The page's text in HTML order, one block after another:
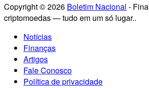
Copyright © 2026 Boletim Nacional -
criptomoedas — tudo em um só lugar..
Notícias
Finanças
Artigos
Fale Conosco
Política de privacidade